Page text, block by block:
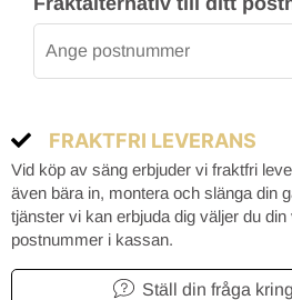
FRAKTFRI LEVERANS
Vid köp av säng erbjuder vi fraktfri
även bära in, montera och slänga din
tjänster vi kan erbjuda dig väljer du
postnummer i kassan.
Ställ din fråga